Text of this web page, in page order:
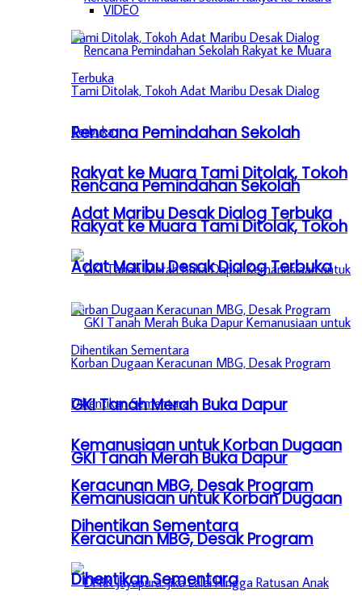
Rencana Pemindahan Sekolah
Rakyat ke Muara Tami Ditolak, Tokoh
Adat Maribu Desak Dialog Terbuka
GKI Tanah Merah Buka Dapur
Kemanusiaan untuk Korban Dugaan
Keracunan MBG, Desak Program
Dihentikan Sementara
VIDEO
Rencana Pemindahan Sekolah
Rakyat ke Muara Tami Ditolak, Tokoh
Adat Maribu Desak Dialog Terbuka
GKI Tanah Merah Buka Dapur
Kemanusiaan untuk Korban Dugaan
Keracunan MBG, Desak Program
Dihentikan Sementara